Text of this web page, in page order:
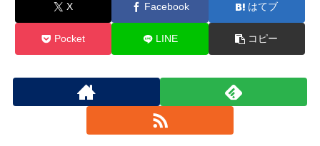
X Facebook はてブ
Pocket LINE コピー